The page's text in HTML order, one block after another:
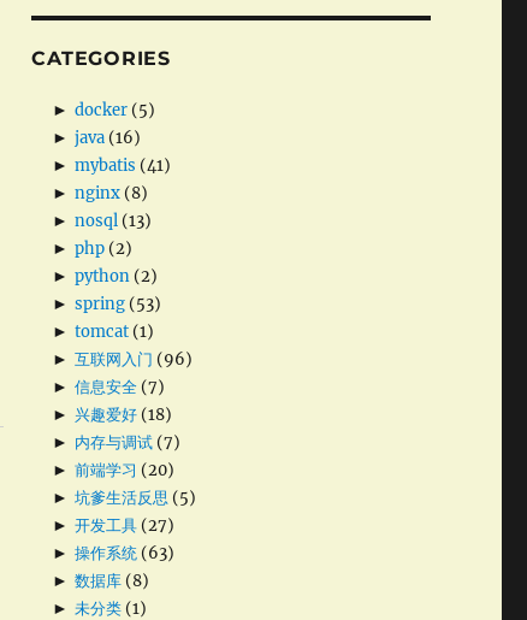
CATEGORIES
► docker(5)
► java(16)
► mybatis (41)
► nginx(8)
► nosql(13)
► php(2)
► python(2)
► spring(53)
► tomcat(1)
► 互联网入门 (96)
► 信息安全(7)
► 兴趣爱好(18)
► 内存与调试(7)
► 前端学习 (20)
► 坑爹生活反思 (5)
► 开发工具(27)
► 操作系统(63)
► 数据库(8)
► 未分类(1)